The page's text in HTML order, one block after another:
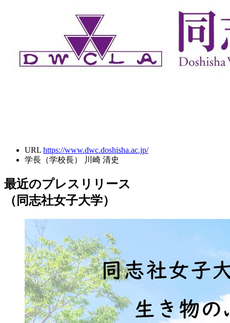
URL https://www.dwc.doshisha.ac.jp/
学長（学校長）
川崎 清史
最近のプレスリリース
（同志社女子大学）